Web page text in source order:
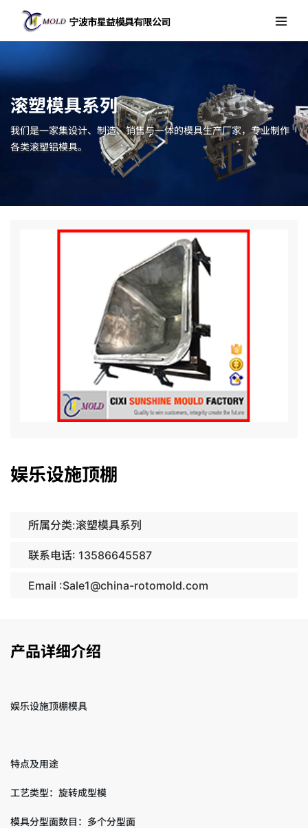
滚塑模具系列
我们是一家集设计、制造、销售与一体的模具生产厂家，专业制作
各类滚塑铝模具。
娱乐设施顶棚
所属分类:滚塑模具系列
联系电话: 13586645587
Email :Sale1@china-rotomold.com
产品详细介绍
娱乐设施顶棚模具
特点及用途
工艺类型：旋转成型模
模具分型面数目：多个分型面